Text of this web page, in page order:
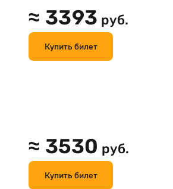
≈ 3393 руб.
Купить билет
≈ 3530 руб.
Купить билет